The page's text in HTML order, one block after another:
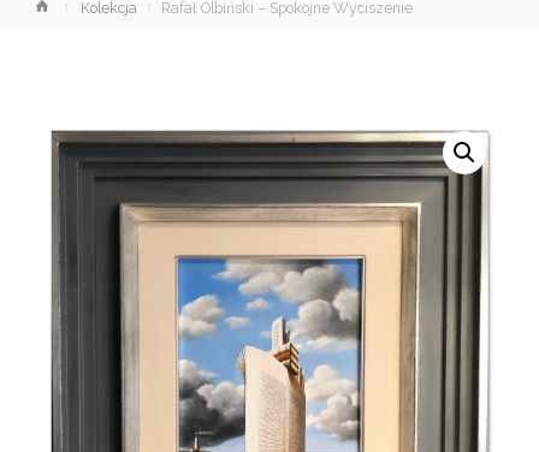
StronaKolekcja Rafał Olbiński – Spokojne Wyciszenie